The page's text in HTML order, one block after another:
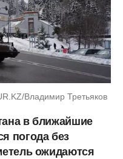
Владимир Третьяков
в ближайшие
погода без
ожидаются